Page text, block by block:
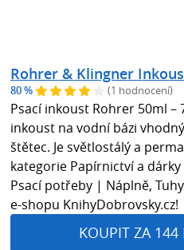
Rohrer & Klingner
80 % (1 hodnocení)
Psací inkoust Rohrer 50ml –
inkoust na vodní bázi
štětec. Je světlostálý a
kategorie Papírnictví a
Psací potřeby | Náplně,
e-shopu KnihyDobrovsky.cz!
KOUPIT ZA 144